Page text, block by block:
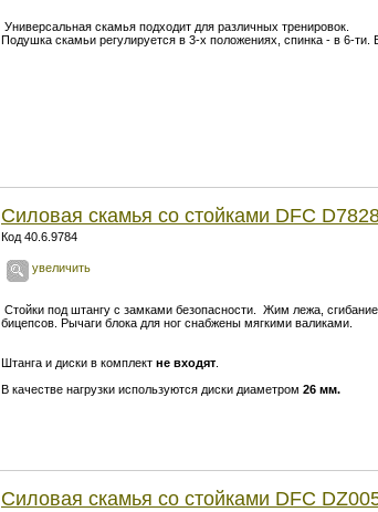
Универсальная скамья подходит для различных тренировок.
Подушка скамьи регулируется в 3-х положениях, спинка - в 6-ти.
Силовая скамья со стойками DFC
Код 40.6.9784
увеличить
Стойки под штангу с замками безопасности. Жим лежа,
бицепсов. Рычаги блока для ног снабжены мягкими валиками.
Штанга и диски в комплект не входят
В качестве нагрузки используются диски диаметром 26 мм.
Силовая скамья со стойками DFC